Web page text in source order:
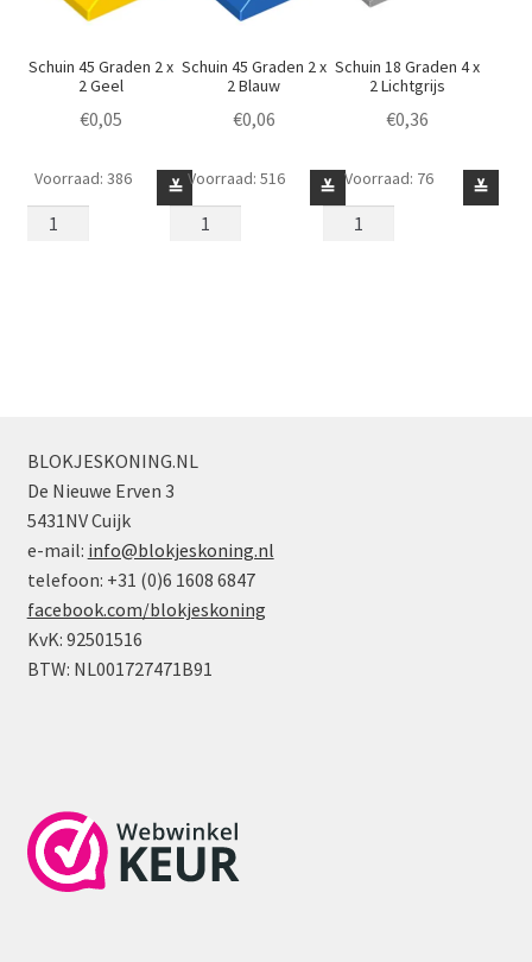
Schuin 45 Graden 2 x
2 Geel
€0,05
Schuin
45
≚
Voorraad: 386
Schuin 45 Graden 2 x
2 Blauw
€0,06
Schuin
45
≚
Voorraad: 516
Schuin 18 Graden 4 x
2 Lichtgrijs
€0,36
Schuin
18
≚
Voorraad: 76
BLOKJESKONING.NL
De Nieuwe Erven 3
5431NV Cuijk
e-mail: info@blokjeskoning.nl
telefoon: +31 (0)6 1608 6847
facebook.com/blokjeskoning
KvK: 92501516
BTW: NL001727471B91